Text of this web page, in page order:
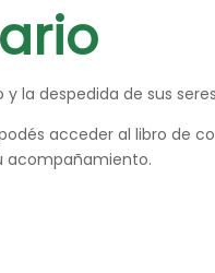
la despedida de sus
acceder al libro de
acompañamiento.